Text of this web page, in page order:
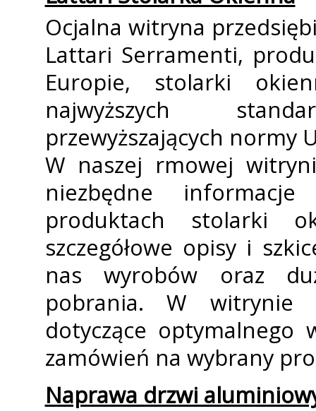
Oficjalna witryna
Lattari Serramenti,
Europie, stolarki
najwyższych
przewyższających normy
W naszej firmowej
niezbędne
produktach stolarki
szczegółowe opisy i
nas wyrobów oraz
pobrania. W witrynie
dotyczące optymalnego
zamówień na wybrany
Naprawa drzwi